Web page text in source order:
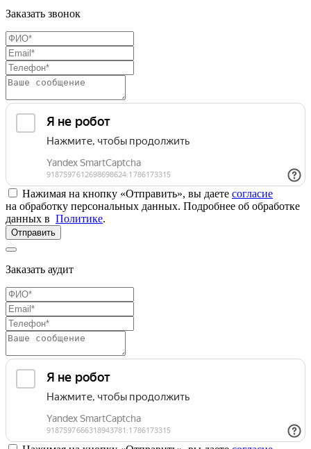
Заказать звонок
Нажимая на кнопку «Отправить», вы даете согласие
на обработку персональных данных. Подробнее об обработке
данных в Политике.
Отправить
Заказать аудит